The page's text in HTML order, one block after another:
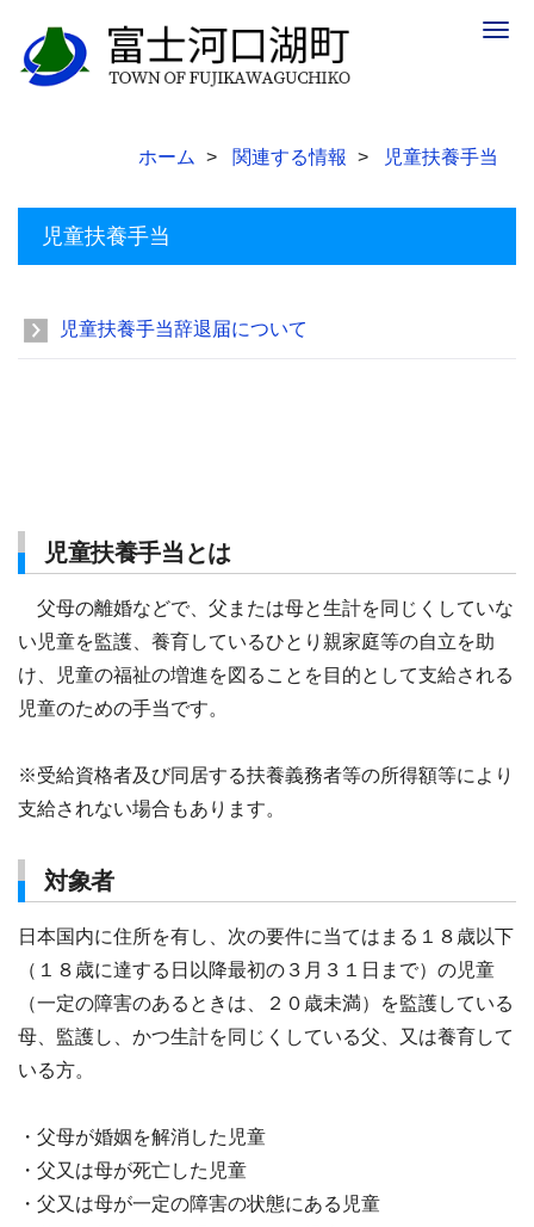
ホーム 関連する情報 児童扶養手当
児童扶養手当
児童扶養手当辞退届について
児童扶養手当とは
父母の離婚などで、父または母と生計を同じくしていな
い児童を監護、養育しているひとり親家庭等の自立を助
け、児童の福祉の増進を図ることを目的として支給される
児童のための手当です。
※受給資格者及び同居する扶養義務者等の所得額等により
支給されない場合もあります。
対象者
日本国内に住所を有し、次の要件に当てはまる１８歳以下
（１８歳に達する日以降最初の３月３１日まで）の児童
（一定の障害のあるときは、２０歳未満）を監護している
母、監護し、かつ生計を同じくしている父、又は養育して
いる方。
・父母が婚姻を解消した児童
・父又は母が死亡した児童
・父又は母が一定の障害の状態にある児童